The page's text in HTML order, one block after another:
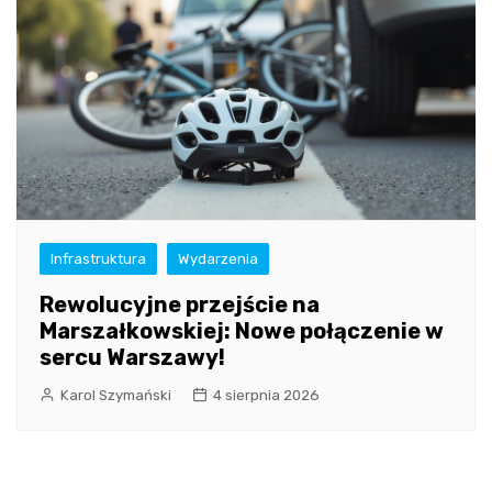
Infrastruktura Wydarzenia
Rewolucyjne przejście na
Marszałkowskiej: Nowe połączenie w
sercu Warszawy!
Karol Szymański 4 sierpnia 2026